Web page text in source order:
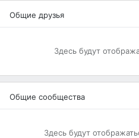
Общие друзья
Здесь будут
Общие сообщества
Здесь будут